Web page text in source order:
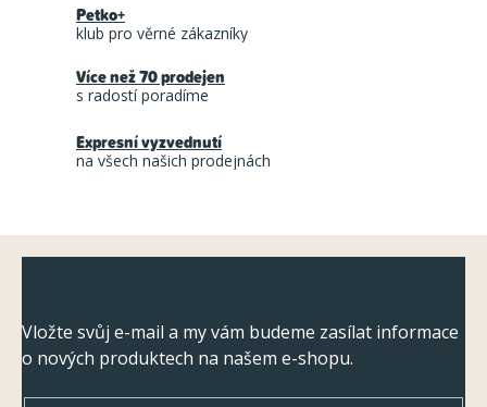
a
c
r
v
y
v
p
i
s
Petko+
klub pro věrné zákazníky
Více než 70 prodejen
s radostí poradíme
Expresní vyzvednutí
na všech našich prodejnách
Vložte svůj e-mail a my vám budeme zasílat informace
o nových produktech na našem e-shopu.